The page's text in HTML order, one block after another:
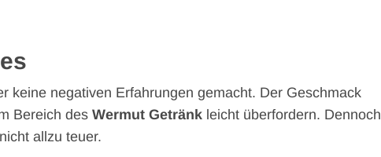
keine negativen Erfahrungen gemacht. Der Geschmack
Bereich des Wermut Getränk leicht überfordern. Dennoch
allzu teuer.